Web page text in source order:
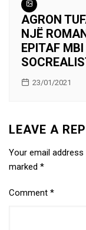
AGRON
NJË
EPITAF
23/01/2021
LEAVE A
Your email
marked *
Comment *